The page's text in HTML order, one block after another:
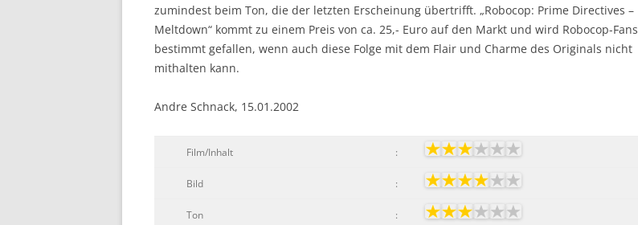
zumindest beim Ton, die der letzten Erscheinung übertrifft. „Robocop: Prime Directives –
Meltdown“ kommt zu einem Preis von ca. 25,- Euro auf den Markt und wird Robocop-Fans
bestimmt gefallen, wenn auch diese Folge mit dem Flair und Charme des Originals nicht
mithalten kann.
Andre Schnack, 15.01.2002
Film/Inhalt :
Bild :
Ton :